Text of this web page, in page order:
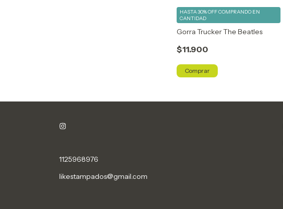
Gorra Trucker The Beatles
$11.900
HASTA 30% OFFCOMPRANDO EN
CANTIDAD
Comprar
1125968976
likestampados@gmail.com